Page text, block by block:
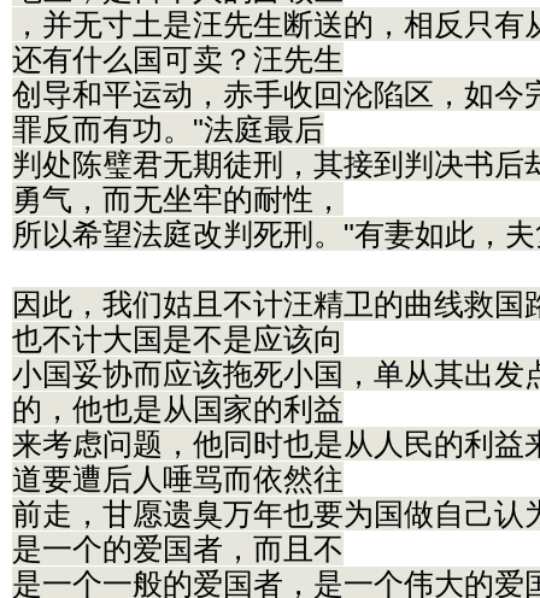
，并无寸土是汪先生断送的，相反只
还有什么国可卖？汪先生
创导和平运动，赤手收回沦陷区，如今
罪反而有功。"法庭最后
判处陈璧君无期徒刑，其接到判决书后
勇气，而无坐牢的耐性，
所以希望法庭改判死刑。"有妻如此，
因此，我们姑且不计汪精卫的曲线救国
也不计大国是不是应该向
小国妥协而应该拖死小国，单从其出发
的，他也是从国家的利益
来考虑问题，他同时也是从人民的利益
道要遭后人唾骂而依然往
前走，甘愿遗臭万年也要为国做自己认
是一个的爱国者，而且不
是一个一般的爱国者，是一个伟大的爱